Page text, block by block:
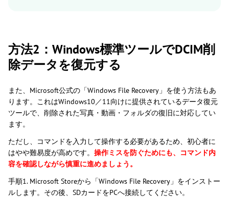
方法2：Windows標準ツールでDCIM削
除データを復元する
また、Microsoft公式の「Windows File Recovery」を使う方法もあ
ります。これはWindows10／11向けに提供されているデータ復元
ツールで、削除された写真・動画・フォルダの復旧に対応してい
ます。
ただし、コマンドを入力して操作する必要があるため、初心者に
はやや難易度が高めです。 操作ミスを防ぐためにも、コマンド内
容を確認しながら慎重に進めましょう。
手順1. Microsoft Storeから「Windows File Recovery」をインストー
ルします。その後、SDカードをPCへ接続してください。